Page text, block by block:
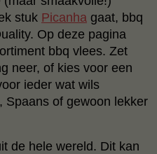
stuk Picanha gaat, bbq
Op deze pagina
bbq vlees. Zet
neer, of kies voor een
ieder wat wils
Spaans of gewoon lekker
de hele wereld. Dit kan